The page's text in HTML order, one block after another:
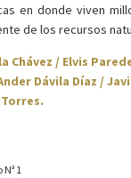
en donde viven
de los recursos
Chávez / Elvis
Dávila Díaz /
1